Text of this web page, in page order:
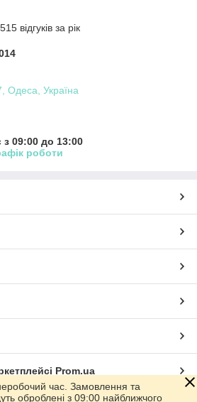
відгуків за рік
Одеса, Україна
09:00 до 13:00
роботи
Prom.ua
час. Замовлення та
оброблені з 09:00 найближчого